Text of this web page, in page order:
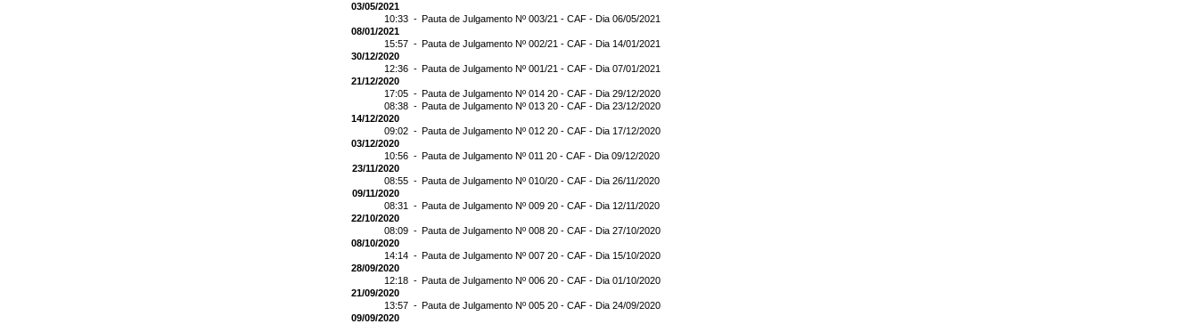
03/05/2021
10:33 - Pauta de Julgamento Nº 003/21 - CAF - Dia 06/05/2021
08/01/2021
15:57 - Pauta de Julgamento Nº 002/21 - CAF - Dia 14/01/2021
30/12/2020
12:36 - Pauta de Julgamento Nº 001/21 - CAF - Dia 07/01/2021
21/12/2020
17:05 - Pauta de Julgamento Nº 014 20 - CAF - Dia 29/12/2020
08:38 - Pauta de Julgamento Nº 013 20 - CAF - Dia 23/12/2020
14/12/2020
09:02 - Pauta de Julgamento Nº 012 20 - CAF - Dia 17/12/2020
03/12/2020
10:56 - Pauta de Julgamento Nº 011 20 - CAF - Dia 09/12/2020
23/11/2020
08:55 - Pauta de Julgamento Nº 010/20 - CAF - Dia 26/11/2020
09/11/2020
08:31 - Pauta de Julgamento Nº 009 20 - CAF - Dia 12/11/2020
22/10/2020
08:09 - Pauta de Julgamento Nº 008 20 - CAF - Dia 27/10/2020
08/10/2020
14:14 - Pauta de Julgamento Nº 007 20 - CAF - Dia 15/10/2020
28/09/2020
12:18 - Pauta de Julgamento Nº 006 20 - CAF - Dia 01/10/2020
21/09/2020
13:57 - Pauta de Julgamento Nº 005 20 - CAF - Dia 24/09/2020
09/09/2020